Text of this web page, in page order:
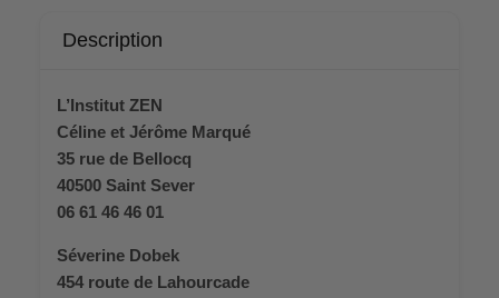
Description
L’Institut ZEN
Céline et Jérôme Marqué
35 rue de Bellocq
40500 Saint Sever
06 61 46 46 01
Séverine Dobek
454 route de Lahourcade